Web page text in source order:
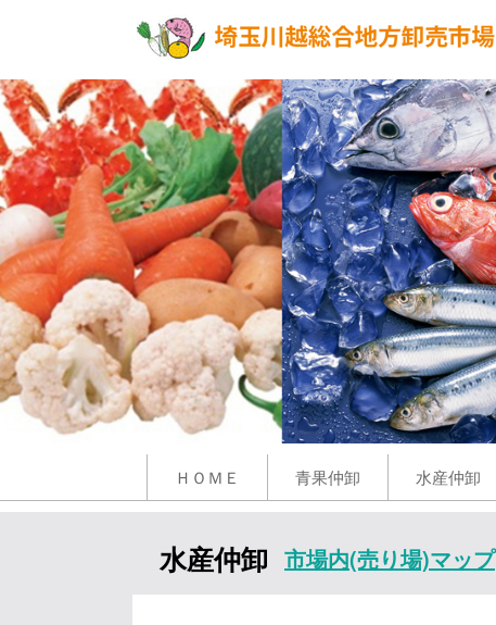
ＨＯＭＥ 青果仲卸 水産仲卸
水産仲卸 市場内(売り場)マップ